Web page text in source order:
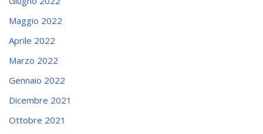
Maggio 2022
Aprile 2022
Marzo 2022
Gennaio 2022
Dicembre 2021
Ottobre 2021